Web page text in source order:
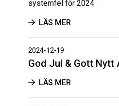
systemfel för 2024
LÄS MER
2024-12-19
God Jul & Gott Nytt
LÄS MER